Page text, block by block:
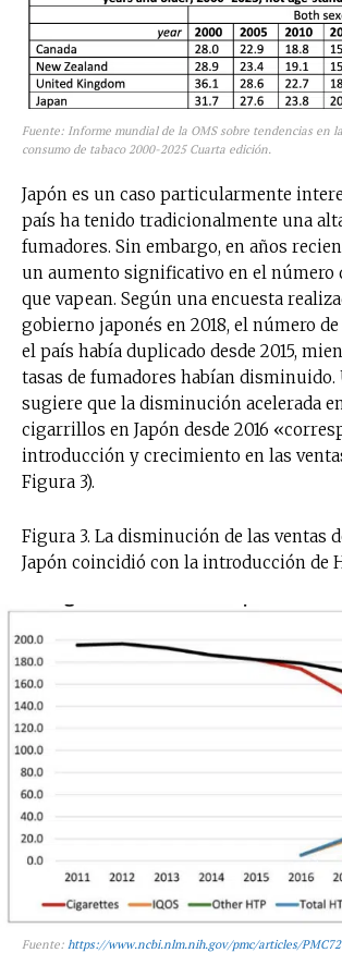
Fuente: Informe mundial de la OMS sobre tendencias en
consumo de tabaco 2000-2025 Cuarta edición.
Japón es un caso particularmente
país ha tenido tradicionalmente una
fumadores. Sin embargo, en años
un aumento significativo en el número
que vapean. Según una encuesta
gobierno japonés en 2018, el número
el país había duplicado desde 2015,
tasas de fumadores habían disminuido.
sugiere que la disminución acelerada
cigarrillos en Japón desde 2016
introducción y crecimiento en las
Figura 3).
Figura 3. La disminución de las ventas
Japón coincidió con la introducción de
Fuente: https://www.ncbi.nlm.nih.gov/pmc/articles/